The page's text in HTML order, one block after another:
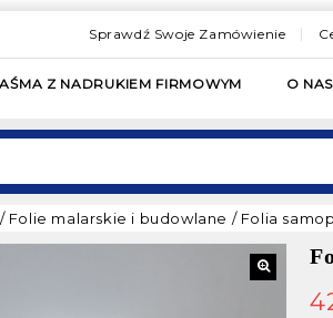
Sprawdź Swoje Zamówienie
Z NADRUKIEM FIRMOWYM O NAS
/ Folie malarskie i budowlane / Folia